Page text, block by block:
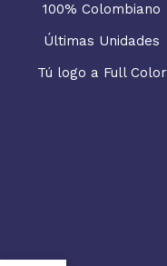
100% Colombiano
Últimas Unidades
Tú logo a Full Color